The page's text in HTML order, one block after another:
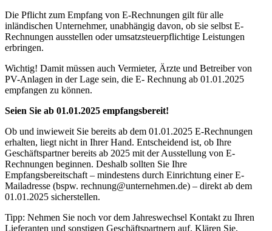
Die Pflicht zum Empfang von E-Rechnungen gilt für alle
inländischen Unternehmer, unabhängig davon, ob sie selbst E-
Rechnungen ausstellen oder umsatzsteuerpflichtige Leistungen
erbringen.
Wichtig! Damit müssen auch Vermieter, Ärzte und Betreiber von
PV-Anlagen in der Lage sein, die E- Rechnung ab 01.01.2025
empfangen zu können.
Seien Sie ab 01.01.2025 empfangsbereit!
Ob und inwieweit Sie bereits ab dem 01.01.2025 E-Rechnungen
erhalten, liegt nicht in Ihrer Hand. Entscheidend ist, ob Ihre
Geschäftspartner bereits ab 2025 mit der Ausstellung von E-
Rechnungen beginnen. Deshalb sollten Sie Ihre
Empfangsbereitschaft – mindestens durch Einrichtung einer E-
Mailadresse (bspw. rechnung@unternehmen.de) – direkt ab dem
01.01.2025 sicherstellen.
Tipp: Nehmen Sie noch vor dem Jahreswechsel Kontakt zu Ihren
Lieferanten und sonstigen Geschäftspartnern auf. Klären Sie,